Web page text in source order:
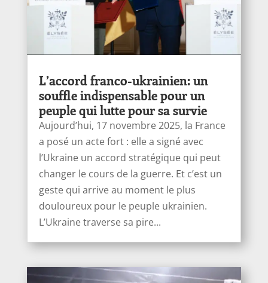
L’accord franco-ukrainien: un
souffle indispensable pour un
peuple qui lutte pour sa survie
Aujourd’hui, 17 novembre 2025, la France
a posé un acte fort : elle a signé avec
l’Ukraine un accord stratégique qui peut
changer le cours de la guerre. Et c’est un
geste qui arrive au moment le plus
douloureux pour le peuple ukrainien.
L’Ukraine traverse sa pire...